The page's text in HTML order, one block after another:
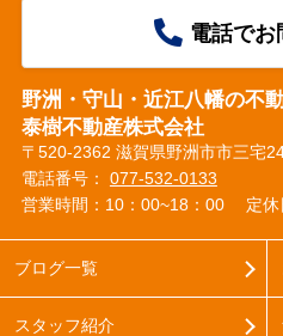
電話でお
野洲・守山・近江八幡の不
泰樹不動産株式会社
〒520-2362 滋賀県野洲市市三宅
電話番号： 077-532-0133
営業時間：10：00~18：00
定
ブログ一覧
スタッフ紹介